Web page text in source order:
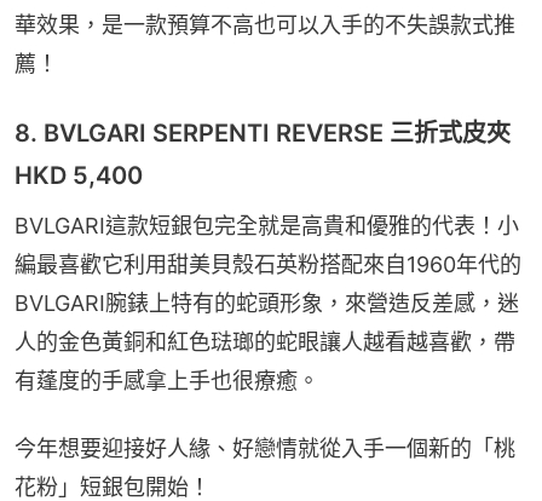
華效果，是一款預算不高也可以入手的不失誤款式推
薦！
8. BVLGARI SERPENTI REVERSE 三折式皮夾
HKD 5,400
BVLGARI這款短銀包完全就是高貴和優雅的代表！小
編最喜歡它利用甜美貝殼石英粉搭配來自1960年代的
BVLGARI腕錶上特有的蛇頭形象，來營造反差感，迷
人的金色黃銅和紅色琺瑯的蛇眼讓人越看越喜歡，帶
有蓬度的手感拿上手也很療癒。
今年想要迎接好人緣、好戀情就從入手一個新的「桃
花粉」短銀包開始！